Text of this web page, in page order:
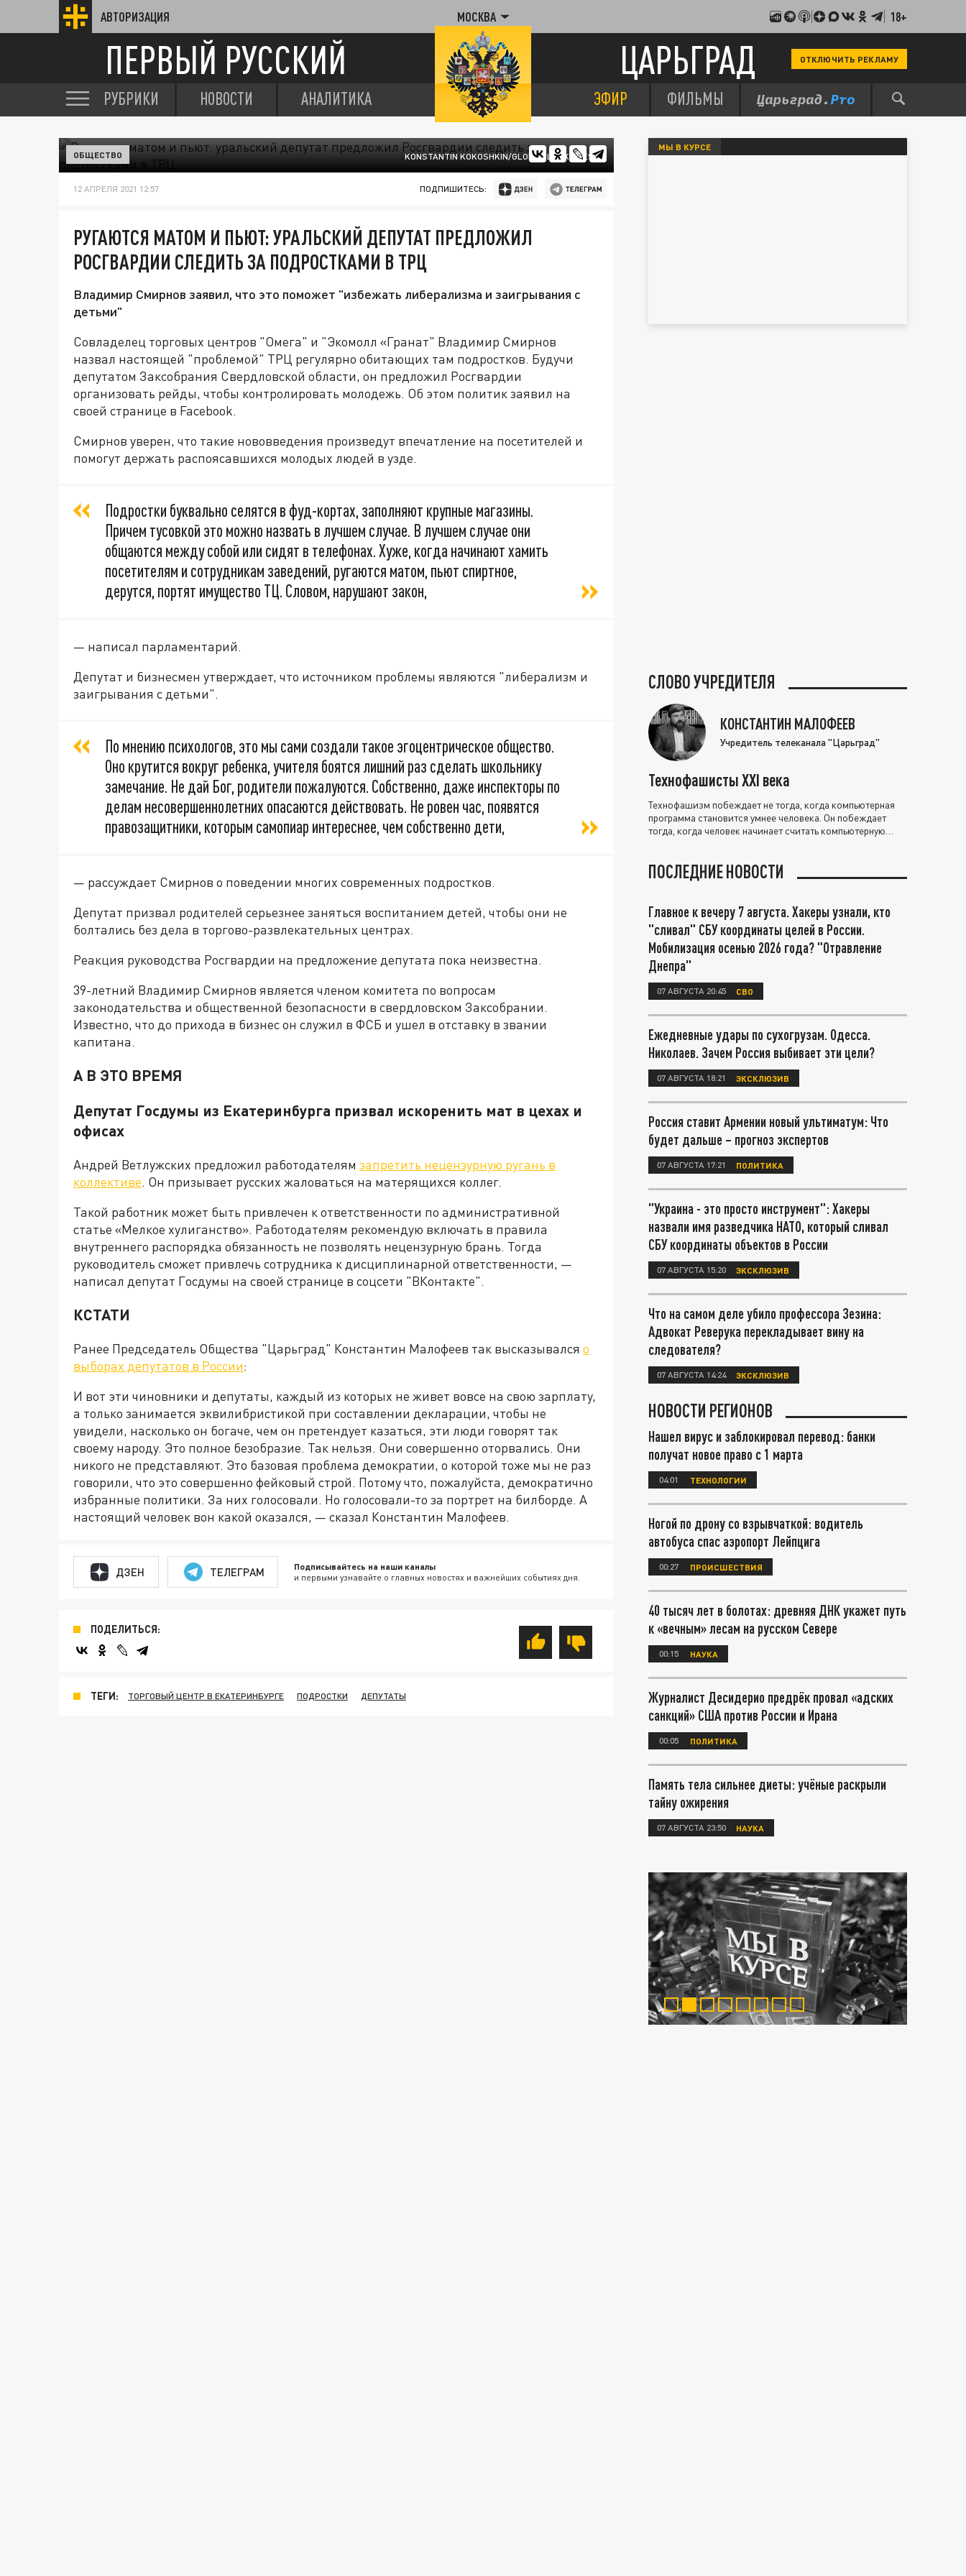
АВТОРИЗАЦИЯ МОСКВА 18+
ПЕРВЫЙ РУССКИЙ ЦАРЬГРАД ОТКЛЮЧИТЬ РЕКЛАМУ
РУБРИКИ НОВОСТИ АНАЛИТИКА ЭФИР ФИЛЬМЫ
KONSTANTIN KOKOSHKIN/GLOBAL LOOK PRESS
ОБЩЕСТВО
12 АПРЕЛЯ 2021 12:57 ПОДПИШИТЕСЬ:
РУГАЮТСЯ МАТОМ И ПЬЮТ: УРАЛЬСКИЙ ДЕПУТАТ ПРЕДЛОЖИЛ
РОСГВАРДИИ СЛЕДИТЬ ЗА ПОДРОСТКАМИ В ТРЦ
Владимир Смирнов заявил, что это поможет "избежать либерализма и заигрывания с
детьми"
Совладелец торговых центров "Омега" и "Экомолл «Гранат" Владимир Смирнов
назвал настоящей "проблемой" ТРЦ регулярно обитающих там подростков. Будучи
депутатом Заксобрания Свердловской области, он предложил Росгвардии
организовать рейды, чтобы контролировать молодежь. Об этом политик заявил на
своей странице в Facebook.
Смирнов уверен, что такие нововведения произведут впечатление на посетителей и
помогут держать распоясавшихся молодых людей в узде.
Подростки буквально селятся в фуд-кортах, заполняют крупные магазины.
Причем тусовкой это можно назвать в лучшем случае. В лучшем случае они
общаются между собой или сидят в телефонах. Хуже, когда начинают хамить
посетителям и сотрудникам заведений, ругаются матом, пьют спиртное,
дерутся, портят имущество ТЦ. Словом, нарушают закон,
— написал парламентарий.
Депутат и бизнесмен утверждает, что источником проблемы являются "либерализм и
заигрывания с детьми".
По мнению психологов, это мы сами создали такое эгоцентрическое общество.
Оно крутится вокруг ребенка, учителя боятся лишний раз сделать школьнику
замечание. Не дай Бог, родители пожалуются. Собственно, даже инспекторы по
делам несовершеннолетних опасаются действовать. Не ровен час, появятся
правозащитники, которым самопиар интереснее, чем собственно дети,
— рассуждает Смирнов о поведении многих современных подростков.
Депутат призвал родителей серьезнее заняться воспитанием детей, чтобы они не
болтались без дела в торгово-развлекательных центрах.
Реакция руководства Росгвардии на предложение депутата пока неизвестна.
39-летний Владимир Смирнов является членом комитета по вопросам
законодательства и общественной безопасности в свердловском Заксобрании.
Известно, что до прихода в бизнес он служил в ФСБ и ушел в отставку в звании
капитана.
А В ЭТО ВРЕМЯ
Депутат Госдумы из Екатеринбурга призвал искоренить мат в цехах и
офисах
Андрей Ветлужских предложил работодателям запретить нецензурную ругань в
коллективе. Он призывает русских жаловаться на матерящихся коллег.
Такой работник может быть привлечен к ответственности по административной
статье «Мелкое хулиганство». Работодателям рекомендую включать в правила
внутреннего распорядка обязанность не позволять нецензурную брань. Тогда
руководитель сможет привлечь сотрудника к дисциплинарной ответственности, —
написал депутат Госдумы на своей странице в соцсети "ВКонтакте".
КСТАТИ
Ранее Председатель Общества "Царьград" Константин Малофеев так высказывался о
выборах депутатов в России:
И вот эти чиновники и депутаты, каждый из которых не живет вовсе на свою зарплату,
а только занимается эквилибристикой при составлении декларации, чтобы не
увидели, насколько он богаче, чем он претендует казаться, эти люди говорят так
своему народу. Это полное безобразие. Так нельзя. Они совершенно оторвались. Они
никого не представляют. Это базовая проблема демократии, о которой тоже мы не раз
говорили, что это совершенно фейковый строй. Потому что, пожалуйста, демократично
избранные политики. За них голосовали. Но голосовали-то за портрет на билборде. А
настоящий человек вон какой оказался, — сказал Константин Малофеев.
ДЗЕН ТЕЛЕГРАМ Подписывайтесь на наши каналы
и первыми узнавайте о главных новостях и важнейших событиях дня.
ПОДЕЛИТЬСЯ:
ТЕГИ: ТОРГОВЫЙ ЦЕНТР В ЕКАТЕРИНБУРГЕ ПОДРОСТКИ ДЕПУТАТЫ
МЫ В КУРСЕ
СЛОВО УЧРЕДИТЕЛЯ
КОНСТАНТИН МАЛОФЕЕВ
Учредитель телеканала "Царьград"
Технофашисты XXI века
Технофашизм побеждает не тогда, когда компьютерная
программа становится умнее человека. Он побеждает
тогда, когда человек начинает считать компьютерную
ПОСЛЕДНИЕ НОВОСТИ
Главное к вечеру 7 августа. Хакеры узнали, кто
"сливал" СБУ координаты целей в России.
Мобилизация осенью 2026 года? "Отравление
Днепра"
07 АВГУСТА 20:45 СВО
Ежедневные удары по сухогрузам. Одесса.
Николаев. Зачем Россия выбивает эти цели?
07 АВГУСТА 18:21 ЭКСКЛЮЗИВ
Россия ставит Армении новый ультиматум: Что
будет дальше – прогноз экспертов
07 АВГУСТА 17:21 ПОЛИТИКА
"Украина - это просто инструмент": Хакеры
назвали имя разведчика НАТО, который сливал
СБУ координаты объектов в России
07 АВГУСТА 15:20 ЭКСКЛЮЗИВ
Что на самом деле убило профессора Зезина:
Адвокат Реверука перекладывает вину на
следователя?
07 АВГУСТА 14:24 ЭКСКЛЮЗИВ
НОВОСТИ РЕГИОНОВ
Нашел вирус и заблокировал перевод: банки
получат новое право с 1 марта
04:01 ТЕХНОЛОГИИ
Ногой по дрону со взрывчаткой: водитель
автобуса спас аэропорт Лейпцига
00:27 ПРОИСШЕСТВИЯ
40 тысяч лет в болотах: древняя ДНК укажет путь
к «вечным» лесам на русском Севере
00:15 НАУКА
Журналист Десидерио предрёк провал «адских
санкций» США против России и Ирана
00:05 ПОЛИТИКА
Память тела сильнее диеты: учёные раскрыли
тайну ожирения
07 АВГУСТА 23:50 НАУКА